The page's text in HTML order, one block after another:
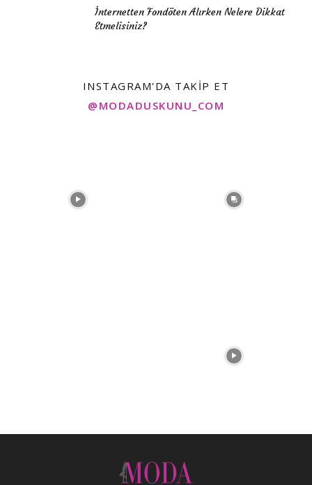
İnternetten Fondöten Alırken Nelere Dikkat
Etmelisiniz?
INSTAGRAM'DA TAKIP ET
@MODADUSKUNU_COM